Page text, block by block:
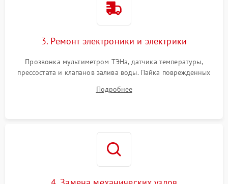
3. Ремонт электроники и электрики
Прозвонка мультиметром ТЭНа, датчика температуры,
прессостата и клапанов залива воды. Пайка поврежденных
Восстановление целостности проводки и контактов.
Подробнее